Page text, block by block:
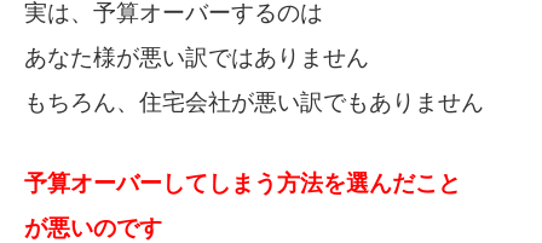
実は、予算オーバーするのは
あなた様が悪い訳ではありません
もちろん、住宅会社が悪い訳でもありません
予算オーバーしてしまう方法を選んだこと
が悪いのです